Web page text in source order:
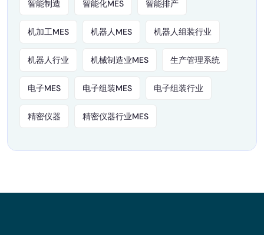
智能制造 智能化MES 智能排产
机加工MES 机器人MES 机器人组装行业
机器人行业 机械制造业MES 生产管理系统
电子MES 电子组装MES 电子组装行业
精密仪器 精密仪器行业MES